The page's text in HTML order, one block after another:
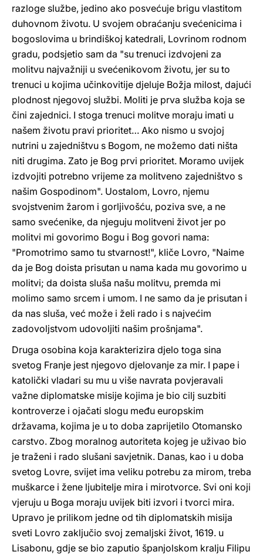
razloge službe, jedino ako posvećuje brigu vlastitom
duhovnom životu. U svojem obraćanju svećenicima i
bogoslovima u brindiškoj katedrali, Lovrinom rodnom
gradu, podsjetio sam da "su trenuci izdvojeni za
molitvu najvažniji u svećenikovom životu, jer su to
trenuci u kojima učinkovitije djeluje Božja milost, dajući
plodnost njegovoj službi. Moliti je prva služba koja se
čini zajednici. I stoga trenuci molitve moraju imati u
našem životu pravi prioritet… Ako nismo u svojoj
nutrini u zajedništvu s Bogom, ne možemo dati ništa
niti drugima. Zato je Bog prvi prioritet. Moramo uvijek
izdvojiti potrebno vrijeme za molitveno zajedništvo s
našim Gospodinom". Uostalom, Lovro, njemu
svojstvenim žarom i gorljivošću, poziva sve, a ne
samo svećenike, da njeguju molitveni život jer po
molitvi mi govorimo Bogu i Bog govori nama:
"Promotrimo samo tu stvarnost!", kliče Lovro, "Naime
da je Bog doista prisutan u nama kada mu govorimo u
molitvi; da doista sluša našu molitvu, premda mi
molimo samo srcem i umom. I ne samo da je prisutan i
da nas sluša, već može i želi rado i s najvećim
zadovoljstvom udovoljiti našim prošnjama".
Druga osobina koja karakterizira djelo toga sina
svetog Franje jest njegovo djelovanje za mir. I pape i
katolički vladari su mu u više navrata povjeravali
važne diplomatske misije kojima je bio cilj suzbiti
kontroverze i ojačati slogu među europskim
državama, kojima je u to doba zaprijetilo Otomansko
carstvo. Zbog moralnog autoriteta kojeg je uživao bio
je traženi i rado slušani savjetnik. Danas, kao i u doba
svetog Lovre, svijet ima veliku potrebu za mirom, treba
muškarce i žene ljubitelje mira i mirotvorce. Svi oni koji
vjeruju u Boga moraju uvijek biti izvori i tvorci mira.
Upravo je prilikom jedne od tih diplomatskih misija
sveti Lovro zaključio svoj zemaljski život, 1619. u
Lisabonu, gdje se bio zaputio španjolskom kralju Filipu